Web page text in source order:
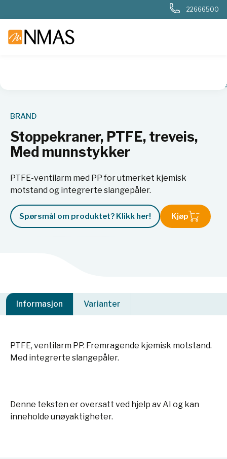
22666500
Stoppekraner,
BRAND
Stoppekraner, PTFE, treveis,
Med munnstykker
PTFE-ventilarm med PP for utmerket kjemisk
motstand og integrerte slangepåler.
Spørsmål om produktet? Klikk her! Kjøp
Informasjon Varianter
PTFE, ventilarm PP. Fremragende kjemisk motstand.
Med integrerte slangepåler.
Denne teksten er oversatt ved hjelp av AI og kan
inneholde unøyaktigheter.